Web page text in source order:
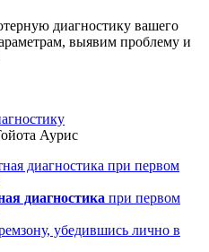
диагностику вашего
выявим проблему и
диагностика при первом